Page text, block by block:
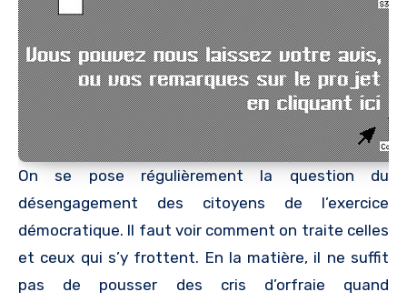
On se pose régulièrement la question du
désengagement des citoyens de l’exercice
démocratique. Il faut voir comment on traite celles
et ceux qui s’y frottent. En la matière, il ne suffit
pas de pousser des cris d’orfraie quand